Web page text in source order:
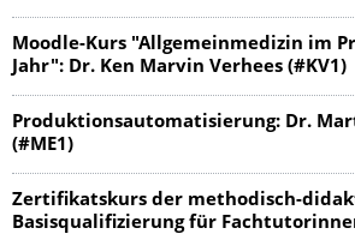
Moodle-Kurs "Allgemeinmedi­zin im
Jahr": Dr. Ken Marvin Verhees (#KV1)
Produktionsau­tomatisierung: Dr.
(#ME1)
Zertifikatskurs der methodisch-
Basisqualifi­zierung für